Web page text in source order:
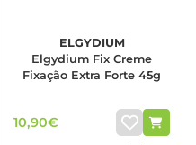
ELGYDIUM
Elgydium Fix Creme
Fixação Extra Forte 45g
10,90€